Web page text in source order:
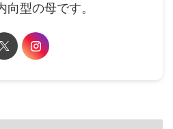
向型の母です。